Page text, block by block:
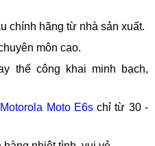
chính hãng từ nhà sản xuất.
môn cao.
thế công khai minh bạch,
Moto E6schỉ từ 30 -